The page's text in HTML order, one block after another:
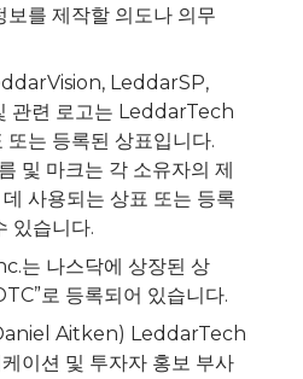
보를 제작할 의도나 의무
LeddarSP,
관련 로고는 LeddarTech
는 등록된 상표입니다.
및 마크는 각 소유자의 제
사용되는 상표 또는 등록
있습니다.
는 나스닥에 상장된 상
로 등록되어 있습니다.
Aitken) LeddarTech
이션 및 투자자 홍보 부사